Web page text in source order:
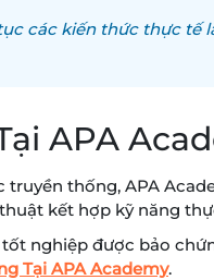
các kiến thức thực tế
APA
thống, APA
kết hợp kỹ năng
nghiệp được bảo
Tại APA Academy.